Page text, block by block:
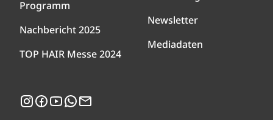
Programm
Nachbericht 2025
TOP HAIR Messe 2024
Newsletter
Mediadaten
Instagram
Facebook
YouTubeWhatsApp